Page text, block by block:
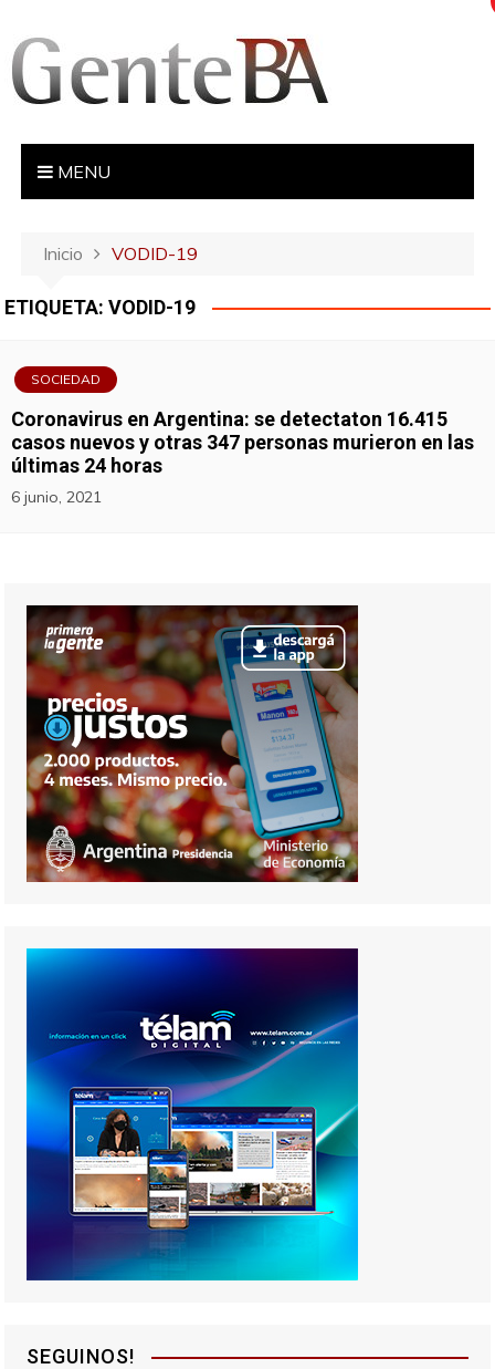
MENU
Inicio VODID-19
ETIQUETA:VODID-19
SOCIEDAD
Coronavirus en Argentina: se detectaton 16.415
casos nuevos y otras 347 personas murieron en las
últimas 24 horas
6 junio, 2021
SEGUINOS!